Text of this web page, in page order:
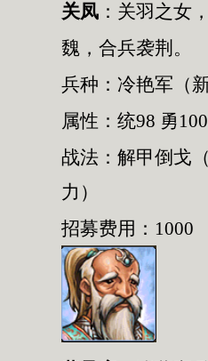
关凤 ：关羽之女
魏，合兵袭荆。
兵种：冷艳军（
属性：统98 勇
战法：解甲倒戈
力）
招募费用：1000